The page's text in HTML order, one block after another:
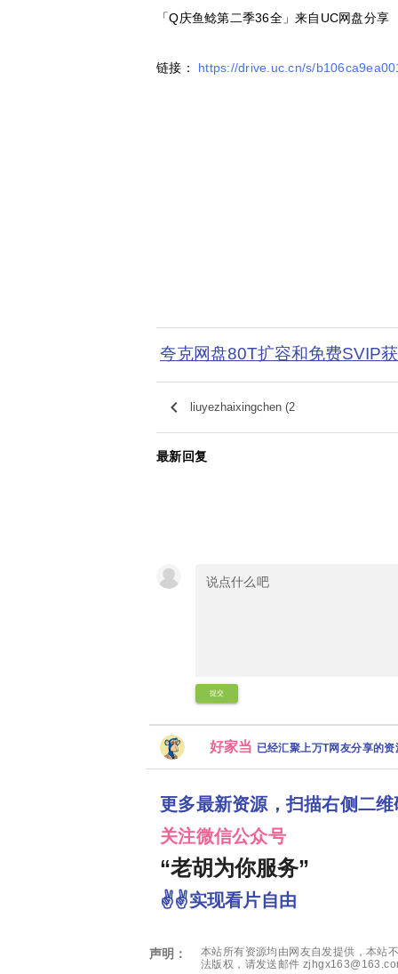
「Q庆鱼鲶第二季36全」来自UC网盘分享
链接： https://drive.uc.cn/s/
夸克网盘80T扩容和免费SVIP
keyboard_arrow_left liuyezhaixingchen (2
最新回复
提交
好家当 已经汇聚上万T网友分享的
更多最新资源，扫描右侧二维
关注微信公众号
“老胡为你服务”
✌✌实现看片自由
声明：
本站所有资源均由网友自发提供，本站
法版权，请发送邮件